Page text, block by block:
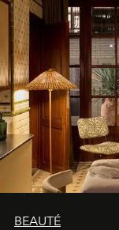
BEAUTÉ